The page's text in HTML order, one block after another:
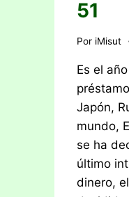
51
Por iMisut
Es el
Japón,
mundo,
se ha
último
dinero,